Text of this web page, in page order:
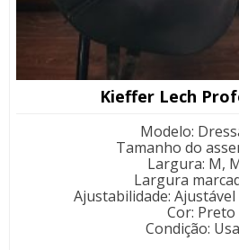
Kieffer Lech
Modelo:
Tamanho do
Largura: M,
Largura
Ajustabilidade:
Cor: Preto
Condição: